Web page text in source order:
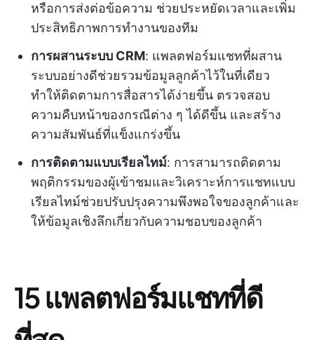
หรือการส่งต่อข้อความ ช่วยประหยัดเวลาและเพิ่ม
ประสิทธิภาพการทำงานของทีม
การผสานระบบ CRM: แพลตฟอร์มแชทที่ผสาน
ระบบอย่างดีช่วยรวมข้อมูลลูกค้าไว้ในที่เดียว
ทำให้ติดตามการสื่อสารได้ง่ายขึ้น ตรวจสอบ
ความคืบหน้าของกรณีต่าง ๆ ได้ดีขึ้น และสร้าง
ความสัมพันธ์ที่แข็งแกร่งขึ้น
การติดตามแบบเรียลไทม์: การสามารถติดตาม
พฤติกรรมของผู้เข้าชมและวิเคราะห์การแชทแบบ
เรียลไทม์ช่วยปรับปรุงความพึงพอใจของลูกค้าและ
ให้ข้อมูลเชิงลึกเกี่ยวกับความชอบของลูกค้า
15 แพลตฟอร์มแชทที่ดี